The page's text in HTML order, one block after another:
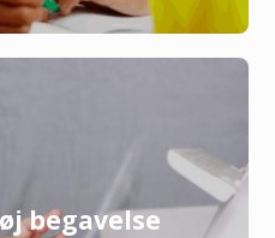
begavelse